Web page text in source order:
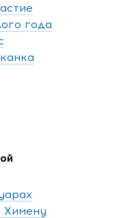
года
Химену